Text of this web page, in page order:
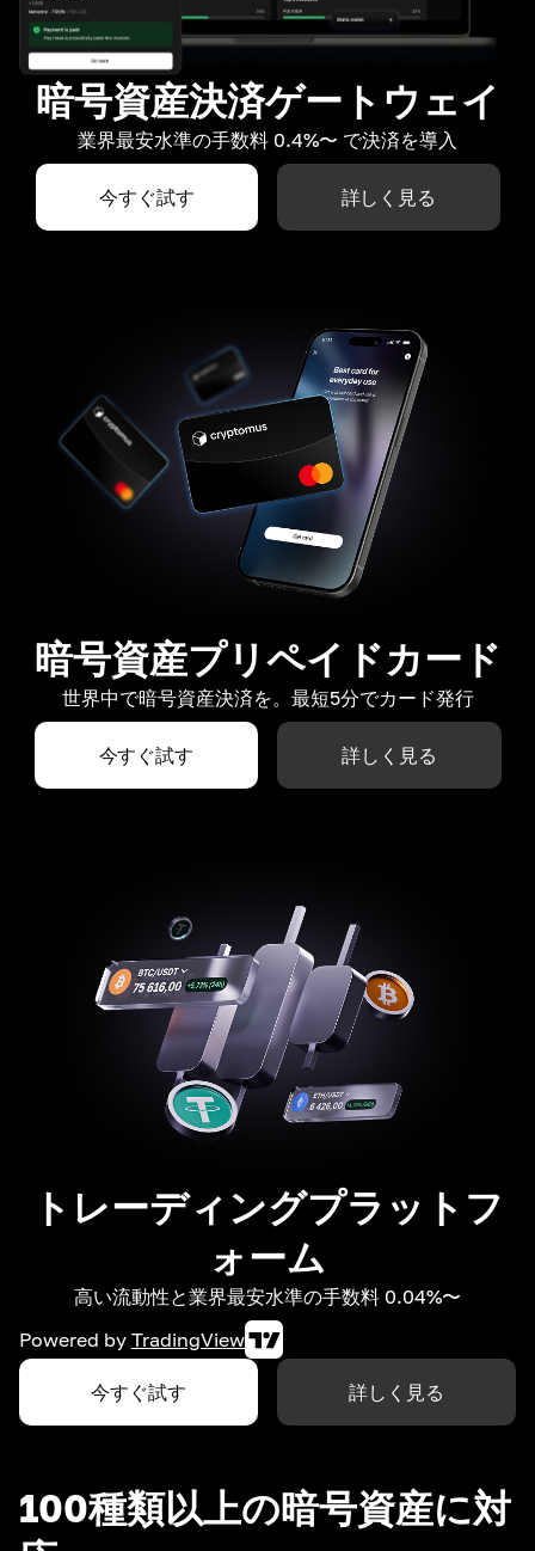
暗号資産決済ゲートウェイ
業界最安水準の手数料 0.4%〜 で決済を導入
今すぐ試す 詳しく見る
暗号資産プリペイドカード
世界中で暗号資産決済を。最短5分でカード発行
今すぐ試す 詳しく見る
トレーディングプラットフ
ォーム
高い流動性と業界最安水準の手数料 0.04%〜
Powered by TradingView
今すぐ試す 詳しく見る
100種類以上の暗号資産に対